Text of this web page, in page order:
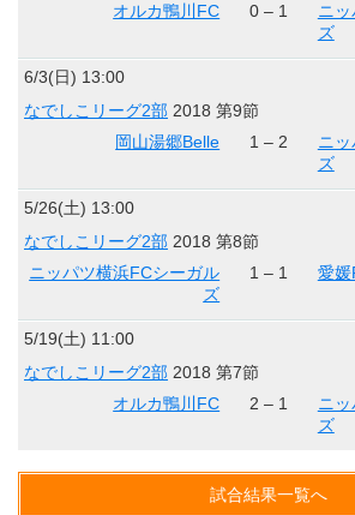
オルカ鴨川FC
0 – 1
ニ
ズ
6/3(日) 13:00
なでしこリーグ2部 2018 第9節
岡山湯郷Belle
1 – 2
ニ
ズ
5/26(土) 13:00
なでしこリーグ2部 2018 第8節
ニッパツ横浜FCシーガル
ズ
1 – 1 愛媛
5/19(土) 11:00
なでしこリーグ2部 2018 第7節
オルカ鴨川FC
2 – 1
ニ
ズ
試合結果一覧へ